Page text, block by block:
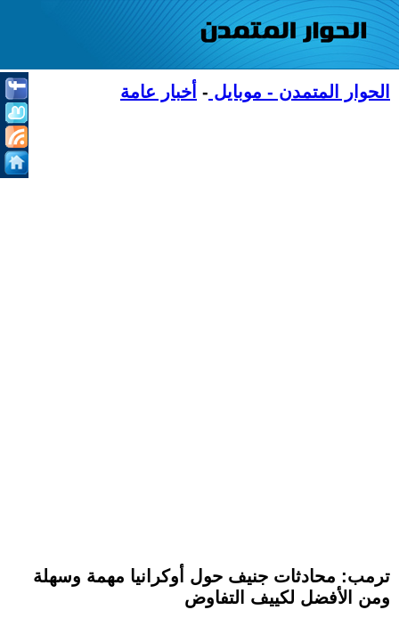
الحوار المتمدن - موبايل - أخبار عامة
ترمب: محادثات جنيف حول أوكرانيا مهمة وسهلة
ومن الأفضل لكييف التفاوض